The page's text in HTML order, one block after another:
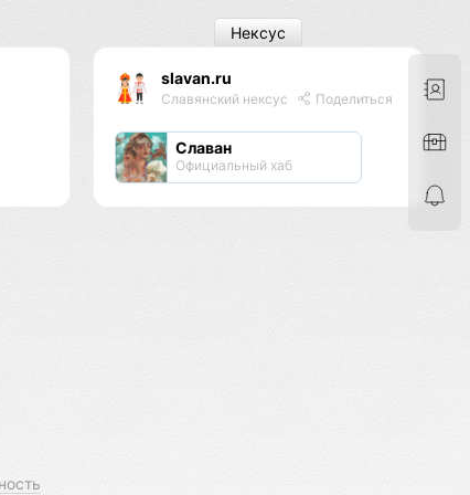
slavan.ru
Славянский нексус Поделиться
Славан
Официальный хаб
Нексус